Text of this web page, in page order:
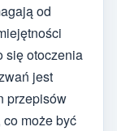
od
się otoczenia
jest
przepisów
może być